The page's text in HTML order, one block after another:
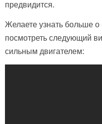
предвидится.
Желаете узнать больше
посмотреть следующий
сильным двигателем: